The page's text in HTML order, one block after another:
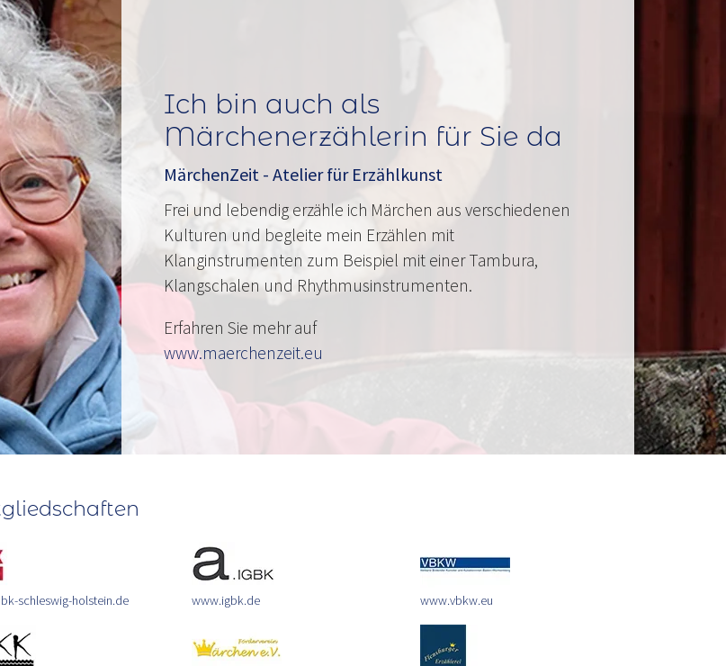
Ich bin auch als
Märchenerzählerin für Sie da
MärchenZeit - Atelier für Erzählkunst
Frei und lebendig erzähle ich Märchen aus verschiedenen
Kulturen und begleite mein Erzählen mit
Klanginstrumenten zum Beispiel mit einer Tambura,
Klangschalen und Rhythmusinstrumenten.
Erfahren Sie mehr auf
www.maerchenzeit.eu
schleswig-holstein.de www.igbk.de www.vbkw.eu